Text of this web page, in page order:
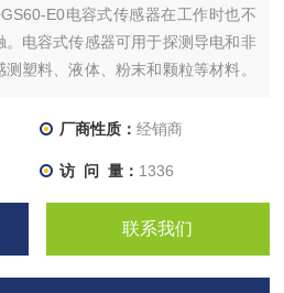
E0电容式传感器在工作时也不
电容式传感器可用于探测导电和非
塑料、液体、粉末和颗粒等材料。
量回转轴的振动或偏心率、小型滚
厂商性质： 经销商
访 问 量： 1336
联系我们